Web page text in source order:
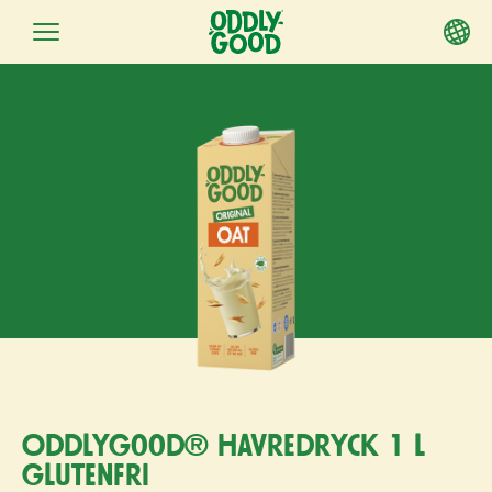
Oddlygood® havredryck 1 l
glutenfri